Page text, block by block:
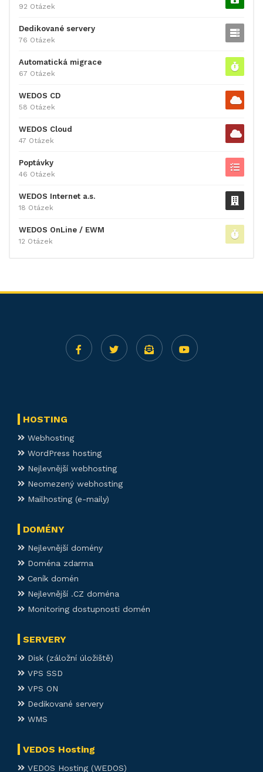
92 Otázek
Dedikované servery
76 Otázek
Automatická migrace
67 Otázek
WEDOS CD
58 Otázek
WEDOS Cloud
47 Otázek
Poptávky
46 Otázek
WEDOS Internet a.s.
18 Otázek
WEDOS OnLine / EWM
12 Otázek
HOSTING
Webhosting
WordPress hosting
Nejlevnější webhosting
Neomezený webhosting
Mailhosting (e-maily)
DOMÉNY
Nejlevnější domény
Doména zdarma
Ceník domén
Nejlevnější .CZ doména
Monitoring dostupnosti domén
SERVERY
Disk (záložní úložiště)
VPS SSD
VPS ON
Dedikované servery
WMS
VEDOS Hosting
VEDOS Hosting (WEDOS)